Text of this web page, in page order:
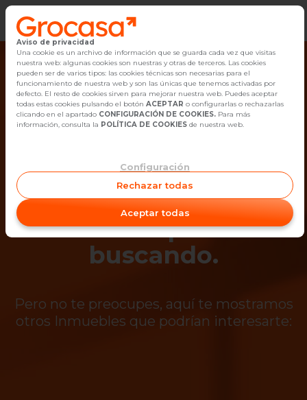
Vender
Buscar Inmuebles
Alquiler
Empleo
Oficinas
Contacto
¡Ups! Ya no está
disponible el
inmueble que estás
buscando.
Pero no te preocupes, aquí te mostramos
otros Inmuebles que podrían interesarte:
Aviso de privacidad
Una cookie es un archivo de información que se guarda cada vez que visitas
nuestra web: algunas cookies son nuestras y otras de terceros. Las cookies
pueden ser de varios tipos: las cookies técnicas son necesarias para el
funcionamiento de nuestra web y son las únicas que tenemos activadas por
defecto. El resto de cookies sirven para mejorar nuestra web. Puedes aceptar
todas estas cookies pulsando el botón ACEPTAR o configurarlas o rechazarlas
clicando en el apartado CONFIGURACIÓN DE COOKIES. Para más
información, consulta la POLÍTICA DE COOKIES de nuestra web.
Configuración
Rechazar todas
Aceptar todas